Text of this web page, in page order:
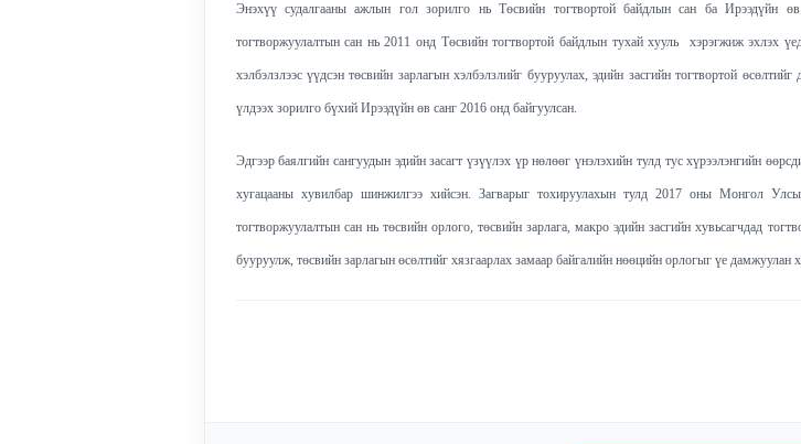
Энэхүү судалгааны ажлын гол зорилго нь Төсвийн тогтвортой байдлын сан ба Ирээдүйн
тогтворжуулалтын сан нь 2011 онд Төсвийн тогтвортой байдлын тухай хууль хэрэгжиж эхлэх
хэлбэлзлээс үүдсэн төсвийн зарлагын хэлбэлзлийг бууруулах, эдийн засгийн тогтвортой
үлдээх зорилго бүхий Ирээдүйн өв санг 2016 онд байгуулсан.
Эдгээр баялгийн сангуудын эдийн засагт үзүүлэх үр нөлөөг үнэлэхийн тулд тус хүрээлэнгийн
хугацааны хувилбар шинжилгээ хийсэн. Загварыг тохируулахын тулд 2017 оны Монгол
тогтворжуулалтын сан нь төсвийн орлого, төсвийн зарлага, макро эдийн засгийн хувьсагчдад
бууруулж, төсвийн зарлагын өсөлтийг хязгаарлах замаар байгалийн нөөцийн орлогыг үе дамжуулан